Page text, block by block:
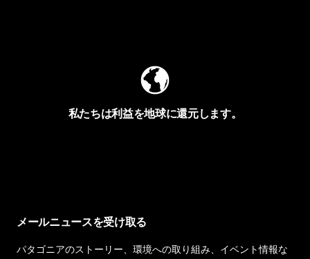
私たちは利益を地球に還元します。
メールニュースを受け取る
パタゴニアのストーリー、環境への取り組み、イベント情報な